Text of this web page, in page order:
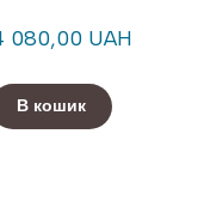
080,00 UAH
В кошик